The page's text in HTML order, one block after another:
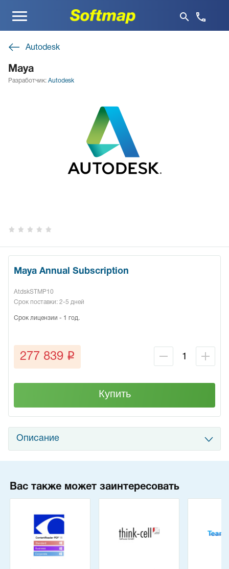
Меню
Autodesk
Maya
Разработчик: Autodesk
Maya Annual Subscription
AtdskSTMP10
Срок поставки: 2-5 дней
Срок лицензии - 1 год.
277 839 q
Купить
Описание
Вас также может заинтересовать